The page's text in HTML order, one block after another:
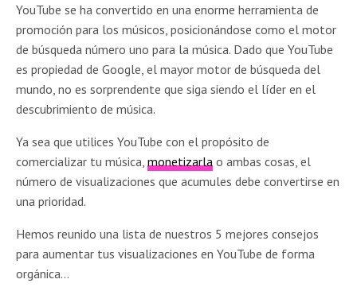
YouTube se ha convertido en una enorme herramienta de
promoción para los músicos, posicionándose como el motor
de búsqueda número uno para la música. Dado que YouTube
es propiedad de Google, el mayor motor de búsqueda del
mundo, no es sorprendente que siga siendo el líder en el
descubrimiento de música.
Ya sea que utilices YouTube con el propósito de
comercializar tu música,monetizarla o ambas cosas, el
número de visualizaciones que acumules debe convertirse en
una prioridad.
Hemos reunido una lista de nuestros 5 mejores consejos
para aumentar tus visualizaciones en YouTube de forma
orgánica…